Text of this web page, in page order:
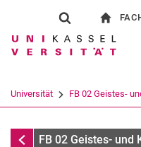
Suchformular
Suchbegriff
Universität FB 02 Geistes-
InfothekFB 02 Geistes- und